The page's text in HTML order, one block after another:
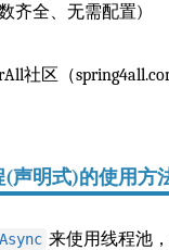
齐全、无需配置)
社区（
声明式)的使用方
来使用线程池